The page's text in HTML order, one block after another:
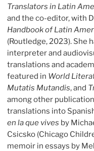
Translators in Latin
and the co-editor, with
Handbook of Latin
(Routledge, 2023). She
interpreter and
translations and
featured in World
Mutatis Mutandis, and
among other
translations into
en la que vives by
Csicsko (Chicago
memoir in essays by